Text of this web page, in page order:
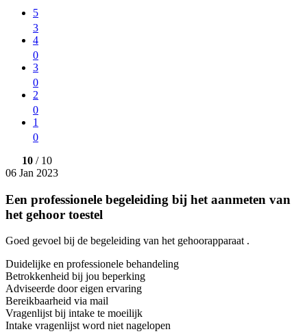
5
3
4
0
3
0
2
0
1
0
10 / 10
06 Jan 2023
Een professionele begeleiding bij het aanmeten van
het gehoor toestel
Goed gevoel bij de begeleiding van het gehoorapparaat .
Duidelijke en professionele behandeling
Betrokkenheid bij jou beperking
Adviseerde door eigen ervaring
Bereikbaarheid via mail
Vragenlijst bij intake te moeilijk
Intake vragenlijst word niet nagelopen